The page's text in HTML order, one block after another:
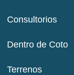
Consultorios
Dentro de Coto
Terrenos